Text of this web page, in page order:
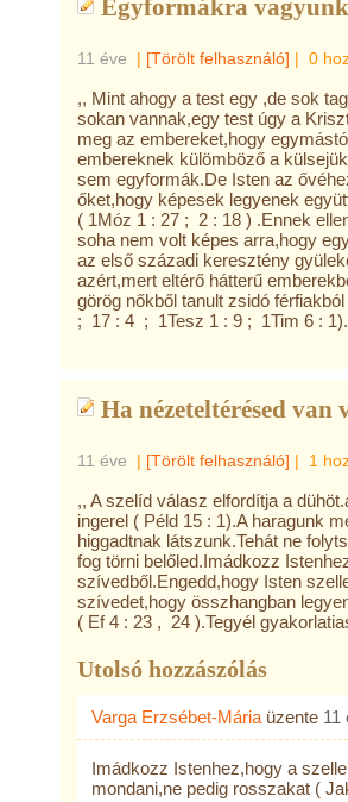
Egyformákra
11 éve | [Törölt felhasználó] | 0
,, Mint ahogy a test egy ,de sok
sokan vannak,egy test úgy a
meg az embereket,hogy
embereknek külömböző a
sem egyformák.De Isten az
őket,hogy képesek legyenek
( 1Móz 1 : 27 ; 2 : 18 ) .Ennek
soha nem volt képes arra,hogy
az első századi keresztény
azért,mert eltérő hátterű
görög nőkből tanult zsidó
; 17 : 4 ; 1Tesz 1 : 9 ; 1Tim 6 : 1).
Ha nézeteltérésed van
11 éve | [Törölt felhasználó] | 1
,, A szelíd válasz elfordítja a
ingerel ( Péld 15 : 1).A haragunk
higgadtnak látszunk.Tehát ne
fog törni belőled.Imádkozz
szívedből.Engedd,hogy Isten
szívedet,hogy összhangban
( Ef 4 : 23 , 24 ).Tegyél
Utolsó hozzászólás
Varga Erzsébet-Mária üzente 11
Imádkozz Istenhez,hogy a
mondani,ne pedig rosszakat (